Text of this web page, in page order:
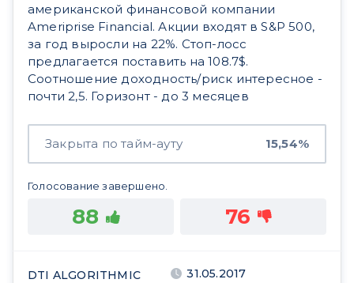
американской финансовой компании
Ameriprise Financial. Акции входят в S&P 500,
за год выросли на 22%. Стоп-лосс
предлагается поставить на 108.7$.
Соотношение доходность/риск интересное -
почти 2,5. Горизонт - до 3 месяцев
Закрыта по тайм-ауту 15,54%
Голосование завершено.
88 76
DTI ALGORITHMIC 31.05.2017